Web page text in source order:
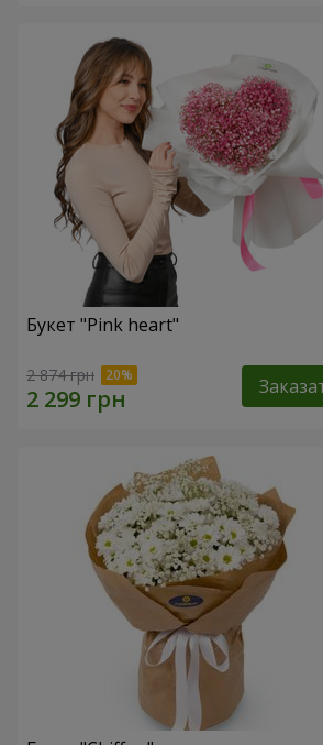
Букет "Pink heart"
2 874 грн